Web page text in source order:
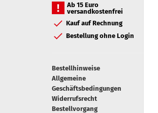
Ab 15 Euro
versandkostenfrei
Kauf auf Rechnung
Bestellung ohne Login
Bestellhinweise
Allgemeine
Geschäftsbedingungen
Widerrufsrecht
Bestellvorgang